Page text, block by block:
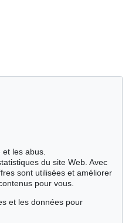
les abus.
du site Web. Avec
sont utilisées et améliorer
pour vous.
et les données pour